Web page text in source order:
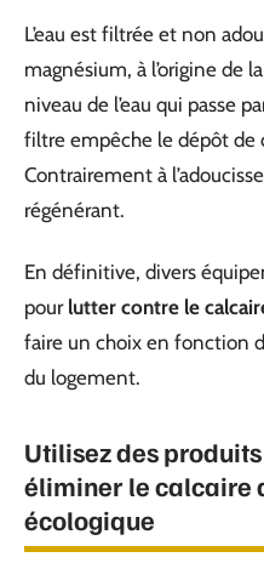
L’eau est filtrée et non
magnésium, à l’origine de
niveau de l’eau qui passe
filtre empêche le dépôt de
Contrairement à
régénérant.
En définitive, divers
pour lutter contre le
faire un choix en fonction
du logement.
Utilisez des
éliminer le calcaire
écologique